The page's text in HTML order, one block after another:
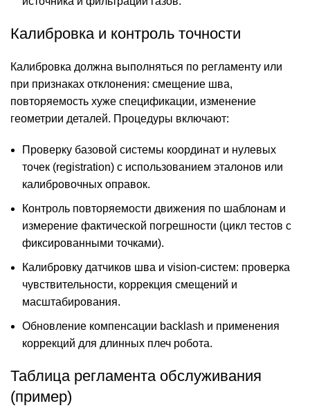
Калибровка и контроль точности
Калибровка должна выполняться по регламенту или
при признаках отклонения: смещение шва,
повторяемость хуже спецификации, изменение
геометрии деталей. Процедуры включают:
Проверку базовой системы координат и нулевых
точек (registration) с использованием эталонов или
калибровочных оправок.
Контроль повторяемости движения по шаблонам и
измерение фактической погрешности (цикл тестов с
фиксированными точками).
Калибровку датчиков шва и vision-систем: проверка
чувствительности, коррекция смещений и
масштабирования.
Обновление компенсации backlash и применения
коррекций для длинных плеч робота.
Таблица регламента обслуживания
(пример)